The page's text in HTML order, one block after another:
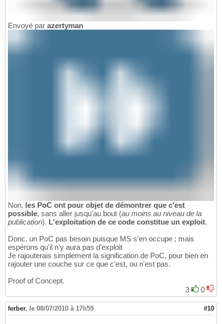
Envoyé par azertyman
Non, les PoC ont pour objet de démontrer que c'est
possible, sans aller jusqu'au bout (au moins au niveau de la
publication). L'exploitation de ce code constitue un exploit.
Donc, un PoC pas besoin puisque MS s'en occupe ; mais
espérons qu'il n'y aura pas d'exploit
Je rajouterais simplement la signification de PoC, pour bien en
rajouter une couche sur ce que c'est, ou n'est pas.
Proof of Concept.
3
0
ferber, le 08/07/2010 à 17h59 #10